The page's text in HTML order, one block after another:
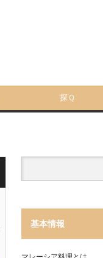
探Ｑ
基本情報